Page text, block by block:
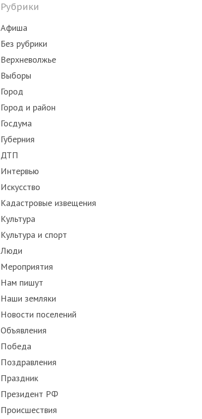
Рубрики
Афиша
Без рубрики
Верхневолжье
Выборы
Город
Город и район
Госдума
Губерния
ДТП
Интервью
Искусство
Кадастровые извещения
Культура
Культура и спорт
Люди
Мероприятия
Нам пишут
Наши земляки
Новости поселений
Объявления
Победа
Поздравления
Праздник
Президент РФ
Происшествия